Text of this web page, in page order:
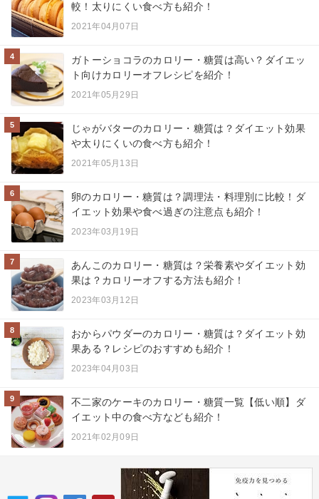
較！太りにくい食べ方も紹介！
2021年04月07日
4
ガトーショコラのカロリー・糖質は高い？ダイエッ
ト向けカロリーオフレシピを紹介！
2021年05月29日
5
じゃがバターのカロリー・糖質は？ダイエット効果
や太りにくいの食べ方も紹介！
2021年05月13日
6
卵のカロリー・糖質は？調理法・料理別に比較！ダ
イエット効果や食べ過ぎの注意点も紹介！
2023年03月19日
7
あんこのカロリー・糖質は？栄養素やダイエット効
果は？カロリーオフする方法も紹介！
2023年03月12日
8
おからパウダーのカロリー・糖質は？ダイエット効
果ある？レシピのおすすめも紹介！
2023年04月03日
9
不二家のケーキのカロリー・糖質一覧【低い順】ダ
イエット中の食べ方なども紹介！
2021年02月09日